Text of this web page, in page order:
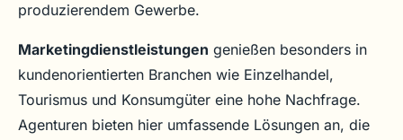
produzierendem Gewerbe.
Marketingdienstleistungen genießen besonders in
kundenorientierten Branchen wie Einzelhandel,
Tourismus und Konsumgüter eine hohe Nachfrage.
Agenturen bieten hier umfassende Lösungen an, die